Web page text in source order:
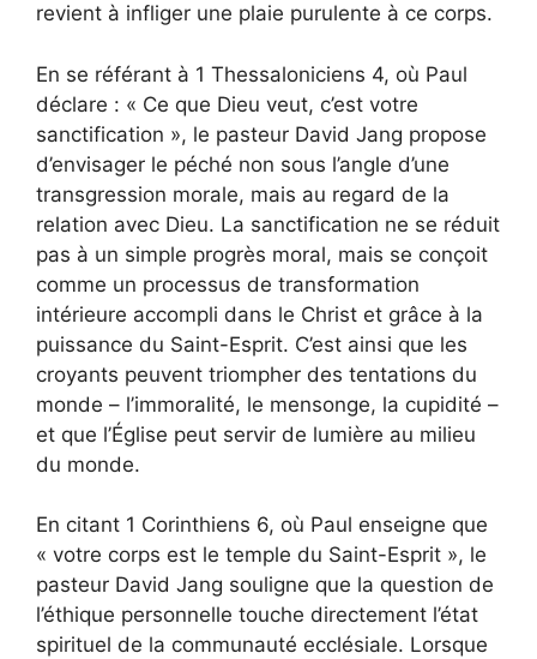
revient à infliger une plaie purulente à ce corps.
En se référant à 1 Thessaloniciens 4, où Paul
déclare : « Ce que Dieu veut, c’est votre
sanctification », le pasteur David Jang propose
d’envisager le péché non sous l’angle d’une
transgression morale, mais au regard de la
relation avec Dieu. La sanctification ne se réduit
pas à un simple progrès moral, mais se conçoit
comme un processus de transformation
intérieure accompli dans le Christ et grâce à la
puissance du Saint-Esprit. C’est ainsi que les
croyants peuvent triompher des tentations du
monde – l’immoralité, le mensonge, la cupidité –
et que l’Église peut servir de lumière au milieu
du monde.
En citant 1 Corinthiens 6, où Paul enseigne que
« votre corps est le temple du Saint-Esprit », le
pasteur David Jang souligne que la question de
l’éthique personnelle touche directement l’état
spirituel de la communauté ecclésiale. Lorsque